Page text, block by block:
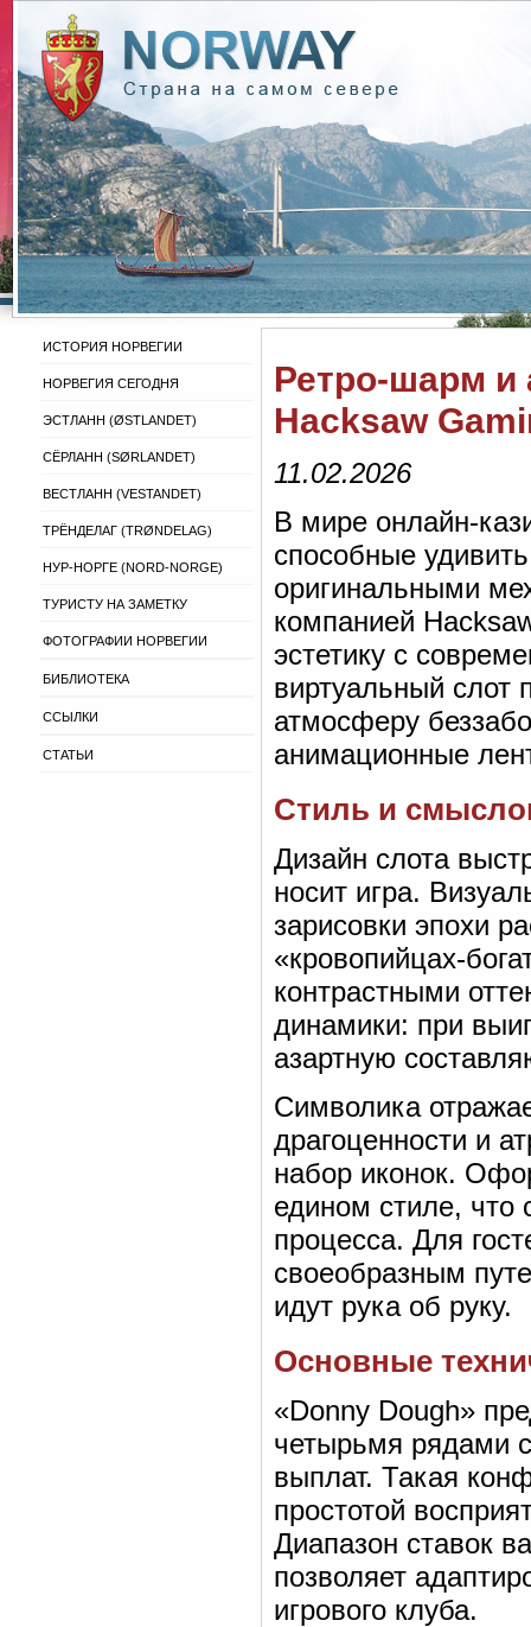
ИСТОРИЯ НОРВЕГИИ
НОРВЕГИЯ СЕГОДНЯ
ЭСТЛАНН (ØSTLANDET)
СЁРЛАНН (SØRLANDET)
ВЕСТЛАНН (VESTANDET)
ТРЁНДЕЛАГ (TRØNDELAG)
НУР-НОРГЕ (NORD-NORGE)
ТУРИСТУ НА ЗАМЕТКУ
ФОТОГРАФИИ НОРВЕГИИ
БИБЛИОТЕКА
ССЫЛКИ
СТАТЬИ
Ретро-шарм и
Hacksaw
11.02.2026
В мире онлайн-
способные
оригинальными
компанией
эстетику с
виртуальный слот
атмосферу
анимационные
Стиль и
Дизайн слота
носит игра.
зарисовки эпохи
«кровопийцах-
контрастными
динамики: при
азартную
Символика
драгоценности и
набор иконок.
едином стиле, что
процесса. Для
своеобразным
идут рука об руку.
Основные
«Donny Dough»
четырьмя рядами
выплат. Такая
простотой
Диапазон ставок
позволяет
игрового клуба.